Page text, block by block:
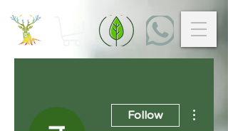
Follow